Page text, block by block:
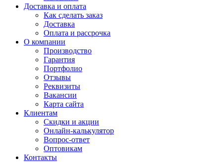
Доставка и оплата
Как сделать заказ
Доставка
Оплата и рассрочка
О компании
Производство
Гарантия
Портфолио
Отзывы
Реквизиты
Вакансии
Карта сайта
Клиентам
Скидки и акции
Онлайн-калькулятор
Вопрос-ответ
Оптовикам
Контакты